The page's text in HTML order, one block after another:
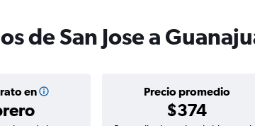
de San Jose a
en Precio promedio
$374